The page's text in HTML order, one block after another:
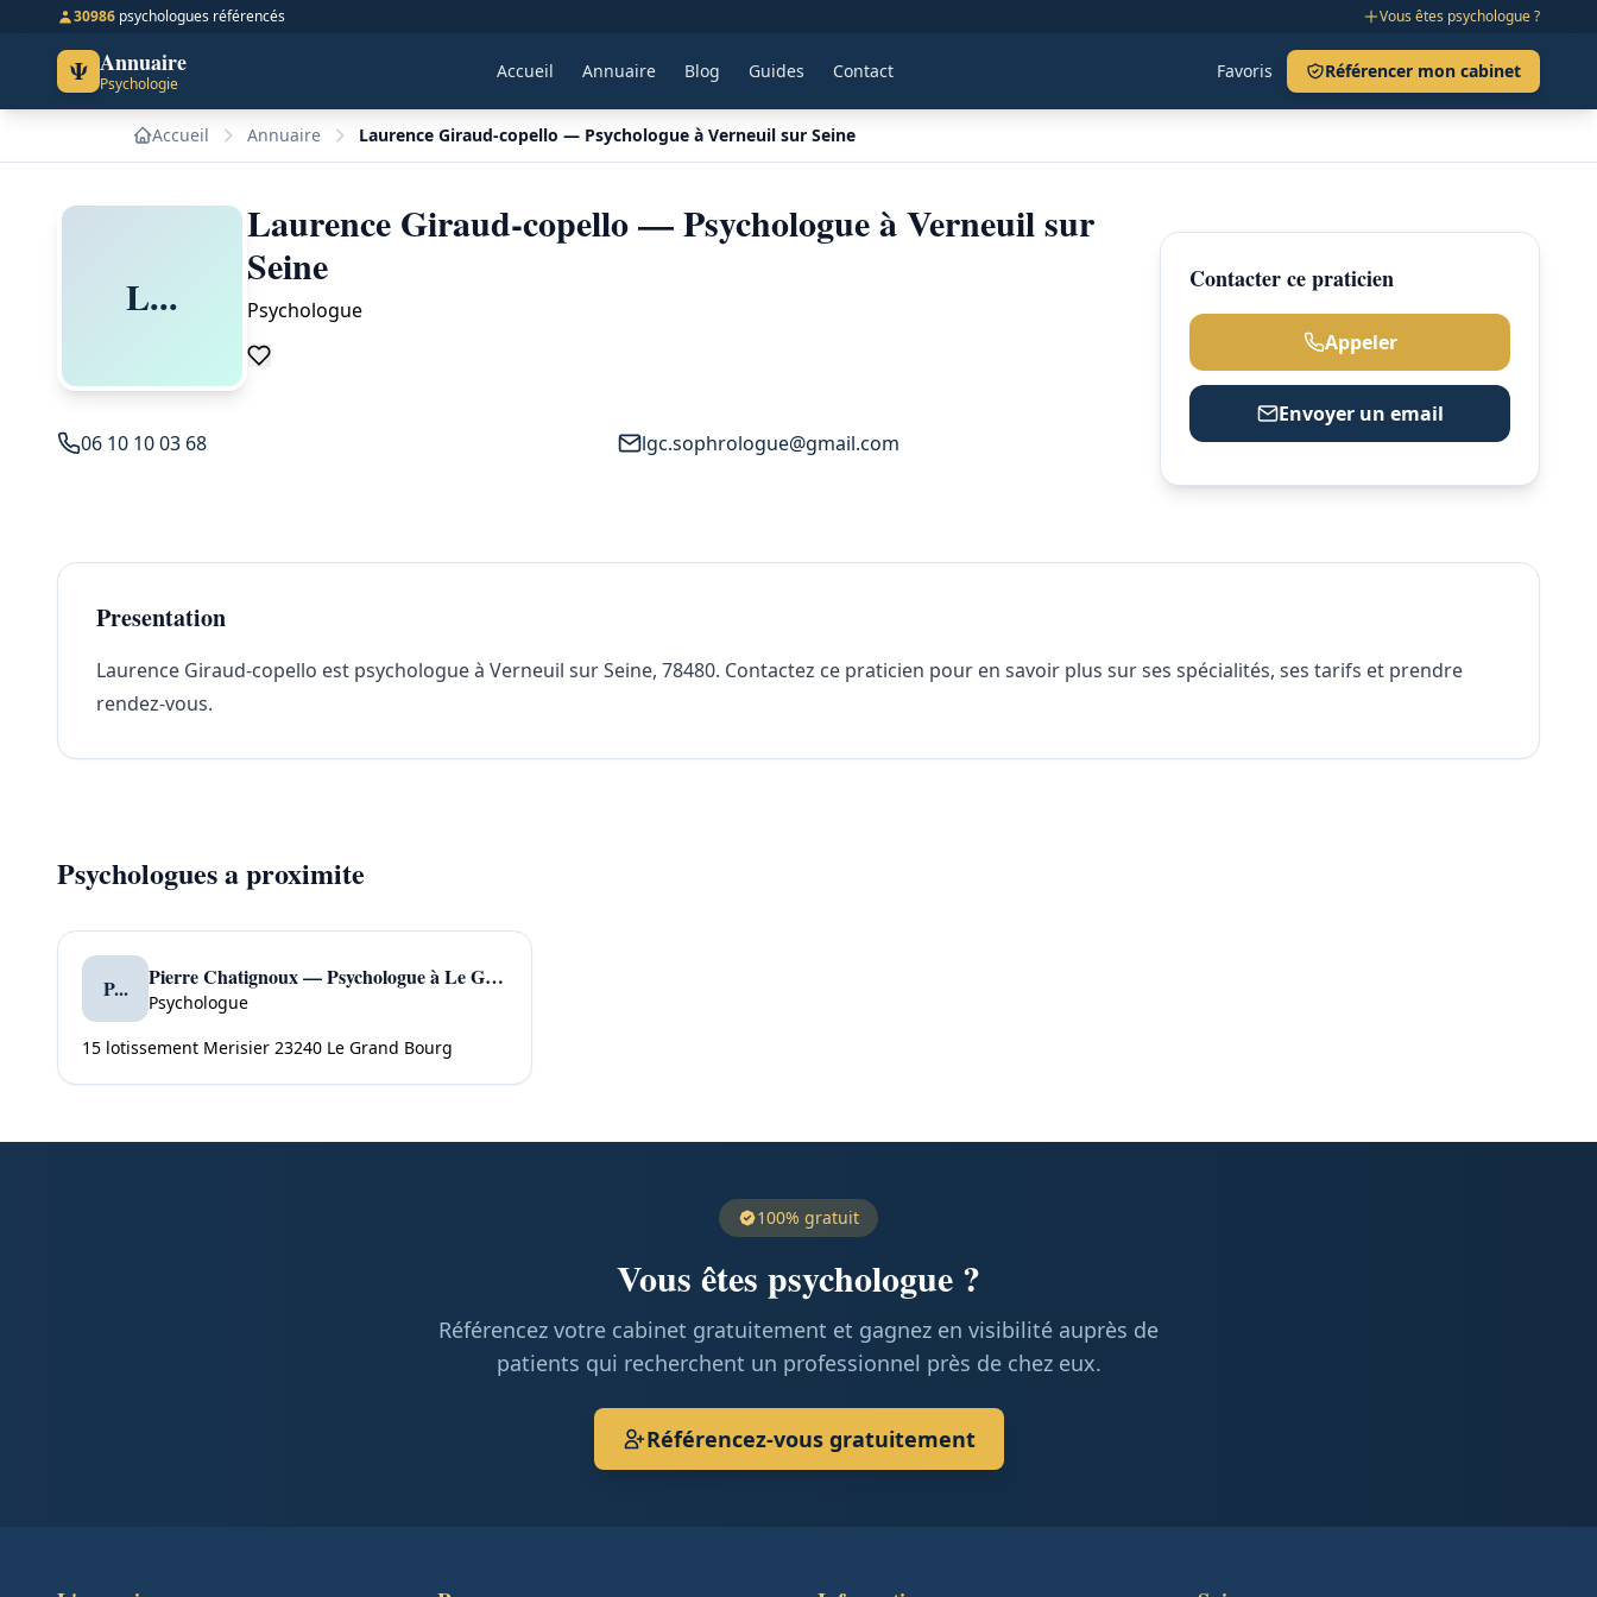
30986 psychologues référencés Vous êtes psychologue ?
Ψ Annuaire
Psychologie
Accueil Annuaire Blog Guides Contact Favoris Référencer mon cabinet
Accueil Annuaire Laurence Giraud-copello — Psychologue à Verneuil sur Seine
L...
Laurence Giraud-copello — Psychologue à Verneuil sur
Seine
Psychologue
06 10 10 03 68 lgc.sophrologue@gmail.com
Contacter ce praticien
Appeler
Envoyer un email
Presentation
Laurence Giraud-copello est psychologue à Verneuil sur Seine, 78480. Contactez ce praticien pour en savoir plus sur ses spécialités, ses tarifs et prendre
rendez-vous.
Psychologues a proximite
P... Pierre Chatignoux — Psychologue à Le Grand Bourg
Psychologue
15 lotissement Merisier 23240 Le Grand Bourg
100% gratuit
Vous êtes psychologue ?
Référencez votre cabinet gratuitement et gagnez en visibilité auprès de
patients qui recherchent un professionnel près de chez eux.
Référencez-vous gratuitement